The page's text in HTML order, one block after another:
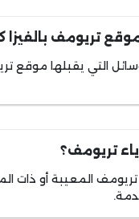
تريومف بالفيزا
التي يقبلها
تريومف؟
تريومف المعيبة أو ذات